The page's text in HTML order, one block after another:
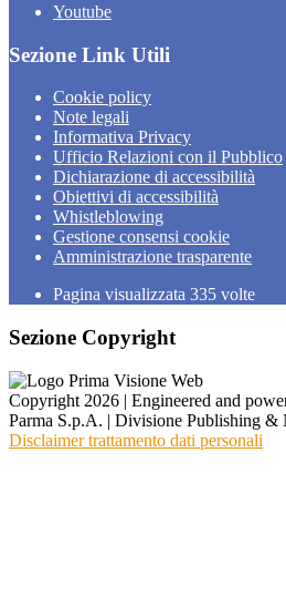
Youtube
Sezione Link Utili
Cookie policy
Note legali
Informativa Privacy
Ufficio Relazioni con il Pubblico
Dichiarazione di accessibilità
Obiettivi di accessibilità
Whistleblowing
Gestione consensi cookie
Amministrazione trasparente
Pagina visualizzata 335 volte
Sezione Copyright
Copyright 2026 | Engineered and
Parma S.p.A. | Divisione Publishing &
Disclaimer trattamento dati personali